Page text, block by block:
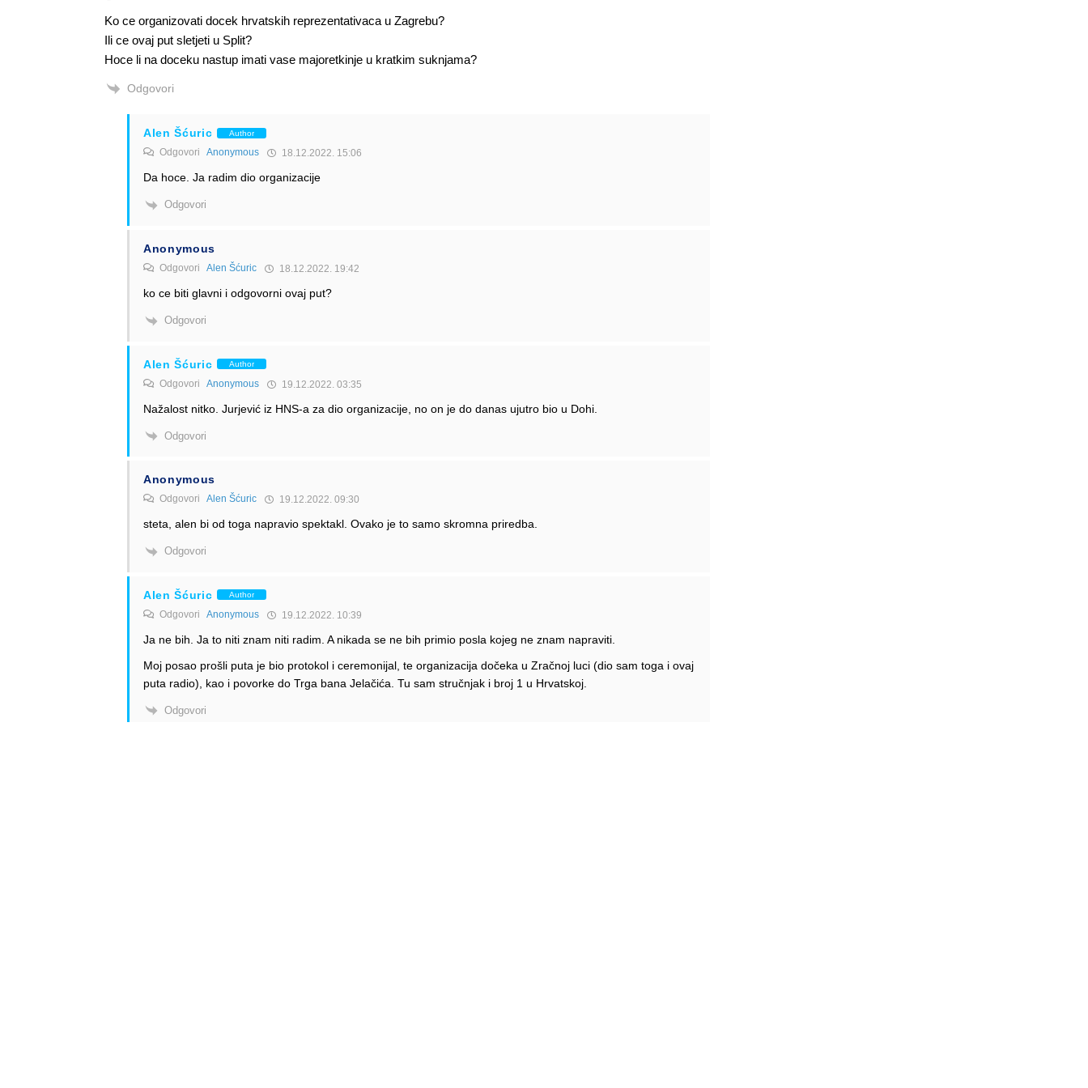
Ko ce organizovati docek hrvatskih reprezentativaca u Zagrebu?
Ili ce ovaj put sletjeti u Split?
Hoce li na doceku nastup imati vase majoretkinje u kratkim suknjama?
Odgovori
Alen Šćuric Author
Odgovori Anonymous 18.12.2022. 15:06
Da hoce. Ja radim dio organizacije
Odgovori
Anonymous
Odgovori Alen Šćuric 18.12.2022. 19:42
ko ce biti glavni i odgovorni ovaj put?
Odgovori
Alen Šćuric Author
Odgovori Anonymous 19.12.2022. 03:35
Nažalost nitko. Jurjević iz HNS-a za dio organizacije, no on je do danas ujutro bio u Dohi.
Odgovori
Anonymous
Odgovori Alen Šćuric 19.12.2022. 09:30
steta, alen bi od toga napravio spektakl. Ovako je to samo skromna priredba.
Odgovori
Alen Šćuric Author
Odgovori Anonymous 19.12.2022. 10:39
Ja ne bih. Ja to niti znam niti radim. A nikada se ne bih primio posla kojeg ne znam napraviti.
Moj posao prošli puta je bio protokol i ceremonijal, te organizacija dočeka u Zračnoj luci (dio sam toga i ovaj
puta radio), kao i povorke do Trga bana Jelačića. Tu sam stručnjak i broj 1 u Hrvatskoj.
Odgovori